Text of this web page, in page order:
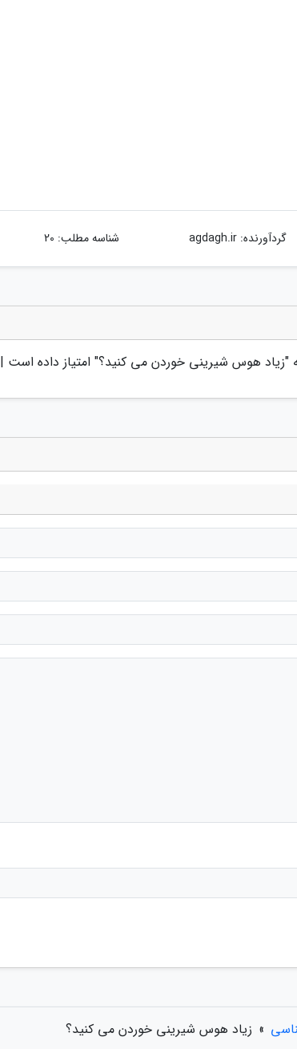
گردآورنده:agdagh.ir شناسه مطلب: 20
"زیاد هوس شیرینی خوردن می کنید؟" امتیاز داده است |
» زیاد هوس شیرینی خوردن می کنید؟